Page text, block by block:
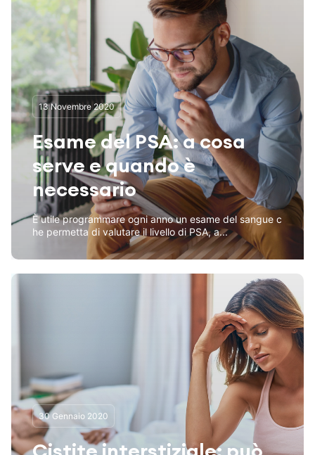
13 Novembre 2020
Esame del PSA: a cosa
serve e quando è
necessario
È utile programmare ogni anno un esame del sangue c
he permetta di valutare il livello di PSA, a...
30 Gennaio 2020